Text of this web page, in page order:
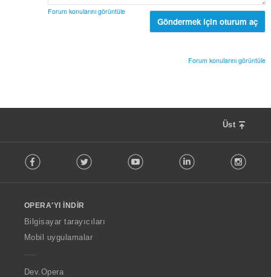
y
Forum konularını görüntüle
Göndermek için oturum aç
Forum konularını görüntüle
Üst
o
w
O
p
a
Facebook Twitter Youtube LinkedIn
OPERA'YI İNDIR
Bilgisayar tarayıcıları
Mobil uygulamalar
Dev.Opera